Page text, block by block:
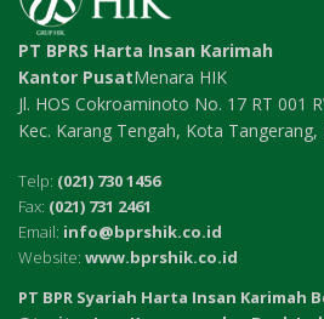
PT BPRS Harta Insan Karimah
Kantor PusatMenara HIK
Jl. HOS Cokroaminoto No. 17 RT 001
Kec. Karang Tengah, Kota
Telp: (021) 730 1456
Fax: (021) 731 2461
Email: info@bprshik.co.id
Website: www.bprshik.co.id
PT BPR Syariah Harta Insan Karimah